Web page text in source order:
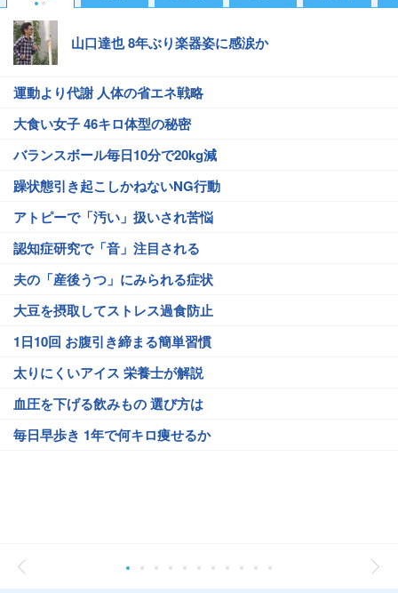
山口達也 8年ぶり楽器姿に感涙か
運動より代謝 人体の省エネ戦略
大食い女子 46キロ体型の秘密
バランスボール毎日10分で20kg減
躁状態引き起こしかねないNG行動
アトピーで「汚い」扱いされ苦悩
認知症研究で「音」注目される
夫の「産後うつ」にみられる症状
大豆を摂取してストレス過食防止
1日10回 お腹引き締まる簡単習慣
太りにくいアイス 栄養士が解説
血圧を下げる飲みもの 選び方は
毎日早歩き 1年で何キロ痩せるか